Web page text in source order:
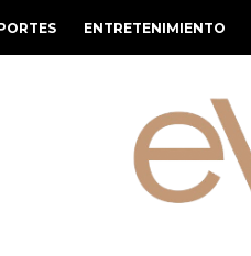
ENTRETENIMIENTO